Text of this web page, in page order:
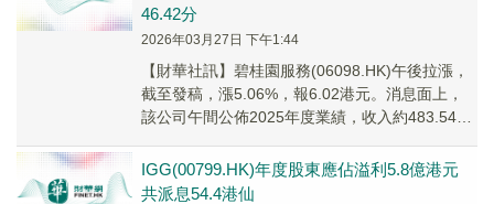
46.42分
2026年03月27日 下午1:44
​【財華社訊】碧桂園服務(06098.HK)午後拉漲，
截至發稿，漲5.06%，報6.02港元。消息面上，
該公司午間公佈2025年度業績，收入約483.54億
IGG(00799.HK)年度股東應佔溢利5.8億港元
共派息54.4港仙